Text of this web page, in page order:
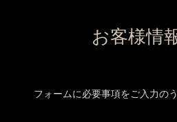
お客様情
フォームに必要事項をご入力の